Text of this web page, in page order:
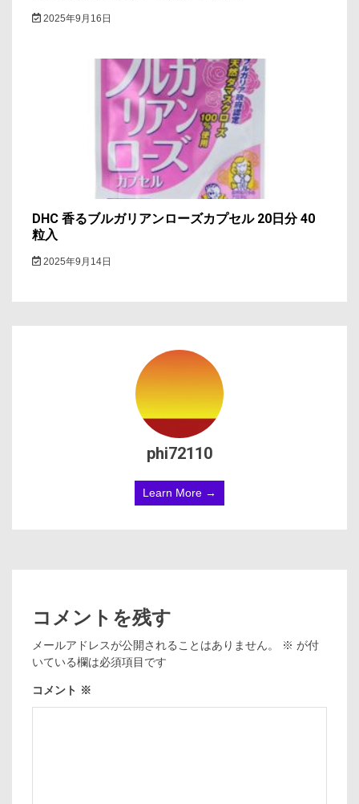
2025年9月16日
DHC 香るブルガリアンローズカプセル 20日分 40
粒入
2025年9月14日
phi72110
Learn More →
コメントを残す
メールアドレスが公開されることはありません。 ※ が付
いている欄は必須項目です
コメント ※